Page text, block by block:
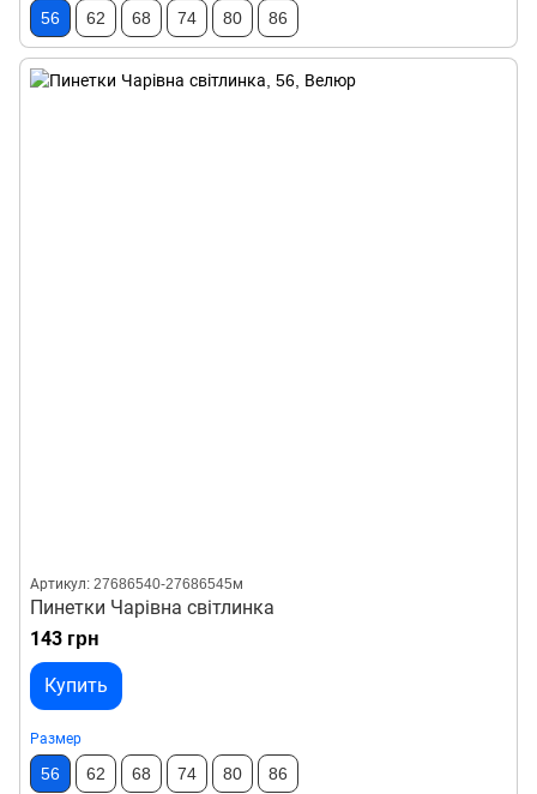
56 62 68 74 80 86
Артикул: 27686540-27686545м
Пинетки Чарівна світлинка
143 грн
Купить
Размер
56 62 68 74 80 86